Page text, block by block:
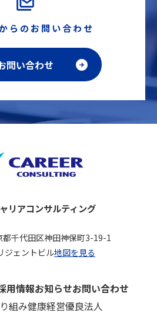
らのお問い合わせ
問い合わせ
リアコンサルティング
都千代田区神田神保町3-19-1
ジェントビル地図を見る
用情報お知らせお問い合わせ
組み健康経営優良法人